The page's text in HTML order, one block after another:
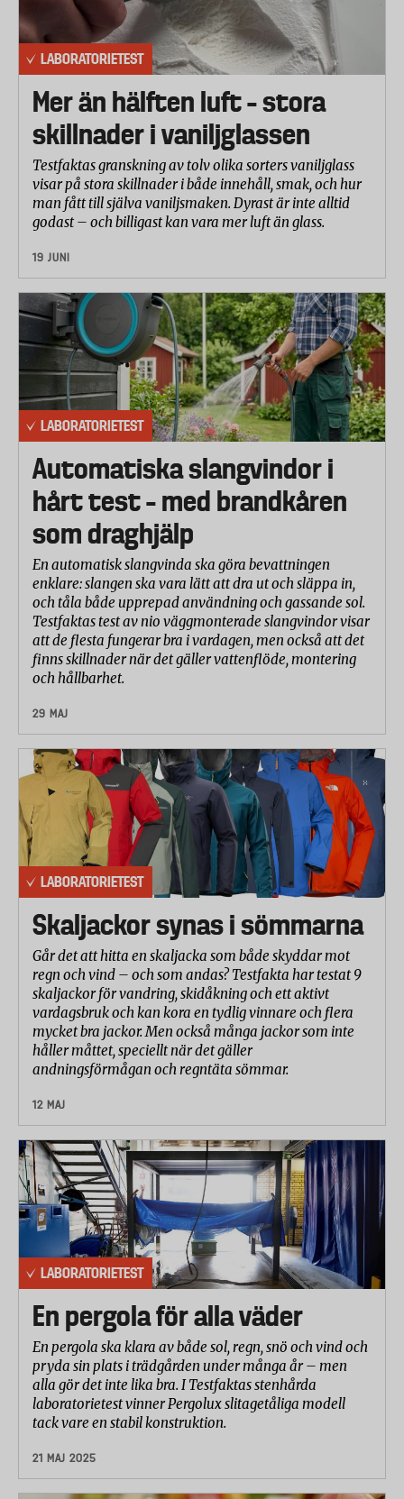
LABORATORIETEST
Mer än hälften luft – stora
skillnader i vaniljglassen
Testfaktas granskning av tolv olika sorters vaniljglass
visar på stora skillnader i både innehåll, smak, och hur
man fått till själva vaniljsmaken. Dyrast är inte alltid
godast – och billigast kan vara mer luft än glass.
19 JUNI
LABORATORIETEST
Automatiska slangvindor i
hårt test – med brandkåren
som draghjälp
En automatisk slangvinda ska göra bevattningen
enklare: slangen ska vara lätt att dra ut och släppa in,
och tåla både upprepad användning och gassande sol.
Testfaktas test av nio väggmonterade slangvindor visar
att de flesta fungerar bra i vardagen, men också att det
finns skillnader när det gäller vattenflöde, montering
och hållbarhet.
29 MAJ
LABORATORIETEST
Skaljackor synas i sömmarna
Går det att hitta en skaljacka som både skyddar mot
regn och vind – och som andas? Testfakta har testat 9
skaljackor för vandring, skidåkning och ett aktivt
vardagsbruk och kan kora en tydlig vinnare och flera
mycket bra jackor. Men också många jackor som inte
håller måttet, speciellt när det gäller
andningsförmågan och regntäta sömmar.
12 MAJ
LABORATORIETEST
En pergola för alla väder
En pergola ska klara av både sol, regn, snö och vind och
pryda sin plats i trädgården under många år – men
alla gör det inte lika bra. I Testfaktas stenhårda
laboratorietest vinner Pergolux slitagetåliga modell
tack vare en stabil konstruktion.
21 MAJ 2025